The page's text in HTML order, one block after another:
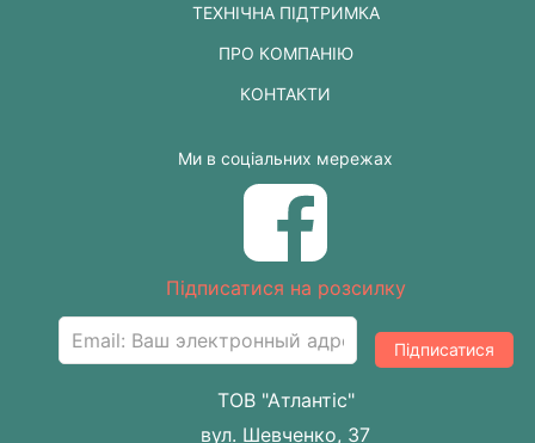
ТЕХНІЧНА ПІДТРИМКА
ПРО КОМПАНІЮ
КОНТАКТИ
Ми в соціальних мережах
Підписатися на розсилку
Підписатися
ТОВ "Атлантіс"
вул. Шевченко, 37